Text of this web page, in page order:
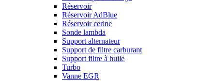
Réservoir
Réservoir AdBlue
Réservoir cerine
Sonde lambda
Support alternateur
Support de filtre carburant
Support filtre à huile
Turbo
Vanne EGR